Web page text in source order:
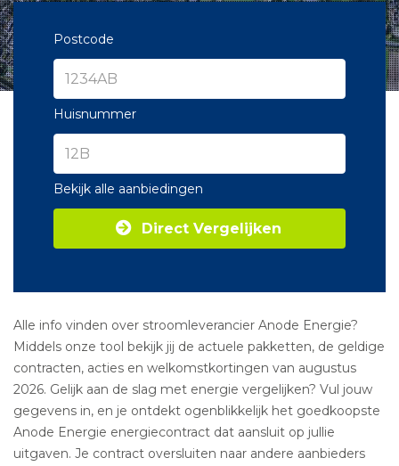
Postcode
Huisnummer
Bekijk alle aanbiedingen
Direct Vergelijken
Alle info vinden over stroomleverancier Anode Energie?
Middels onze tool bekijk jij de actuele pakketten, de geldige
contracten, acties en welkomstkortingen van augustus
2026. Gelijk aan de slag met energie vergelijken? Vul jouw
gegevens in, en je ontdekt ogenblikkelijk het goedkoopste
Anode Energie energiecontract dat aansluit op jullie
uitgaven. Je contract oversluiten naar andere aanbieders